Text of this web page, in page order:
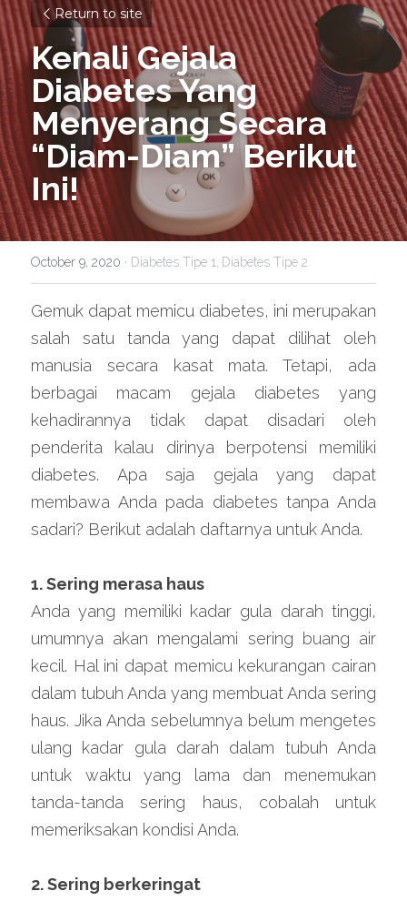
Return to site
Kenali Gejala
Diabetes Yang
Menyerang Secara
“Diam-Diam” Berikut
Ini!
October 9, 2020 · Diabetes Tipe 1, Diabetes Tipe 2
Gemuk dapat memicu diabetes, ini merupakan
salah satu tanda yang dapat dilihat oleh
manusia secara kasat mata. Tetapi, ada
berbagai macam gejala diabetes yang
kehadirannya tidak dapat disadari oleh
penderita kalau dirinya berpotensi memiliki
diabetes. Apa saja gejala yang dapat
membawa Anda pada diabetes tanpa Anda
sadari? Berikut adalah daftarnya untuk Anda.
1. Sering merasa haus
Anda yang memiliki kadar gula darah tinggi,
umumnya akan mengalami sering buang air
kecil. Hal ini dapat memicu kekurangan cairan
dalam tubuh Anda yang membuat Anda sering
haus. Jika Anda sebelumnya belum mengetes
ulang kadar gula darah dalam tubuh Anda
untuk waktu yang lama dan menemukan
tanda-tanda sering haus, cobalah untuk
memeriksakan kondisi Anda.
2. Sering berkeringat